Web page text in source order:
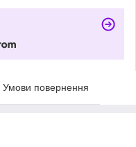
Умови повернення